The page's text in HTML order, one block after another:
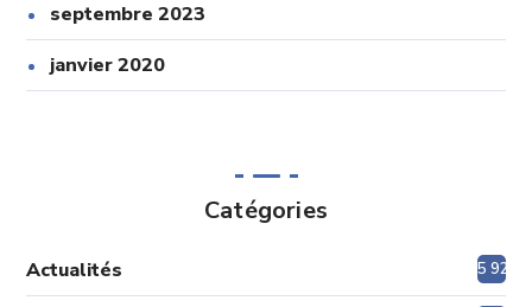
septembre 2023
janvier 2020
Catégories
Actualités 5 920